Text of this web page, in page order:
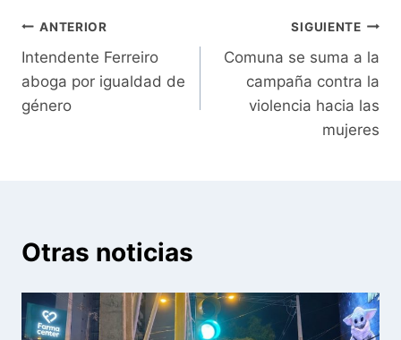
Navegación
de
entradas
ANTERIOR
Intendente Ferreiro
aboga por igualdad de
género
SIGUIENTE
Comuna se suma a la
campaña contra la
violencia hacia las
mujeres
Otras noticias